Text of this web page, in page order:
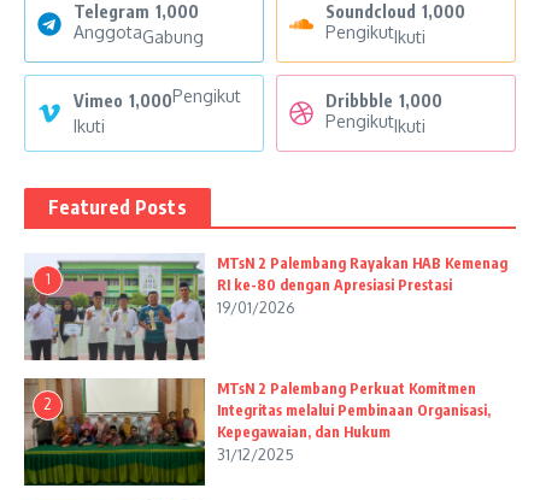
Telegram 1,000
AnggotaGabung
Soundcloud 1,000
PengikutIkuti
Vimeo 1,000Pengikut
Ikuti
Dribbble 1,000
PengikutIkuti
Featured Posts
1
MTsN 2 Palembang Rayakan HAB Kemenag
RI ke-80 dengan Apresiasi Prestasi
19/01/2026
2
MTsN 2 Palembang Perkuat Komitmen
Integritas melalui Pembinaan Organisasi,
Kepegawaian, dan Hukum
31/12/2025